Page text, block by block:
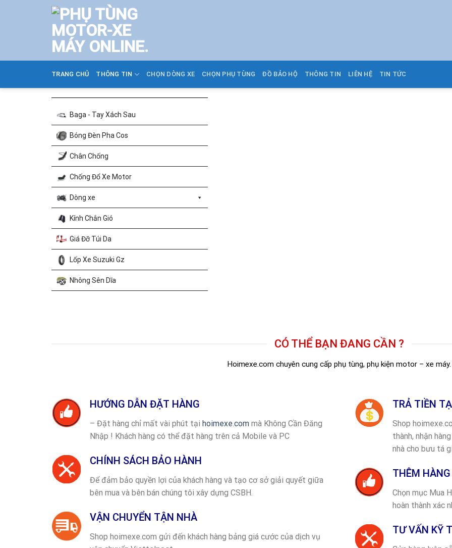
TRANG CHỦ THÔNG TIN CHỌN DÒNG XE CHỌN PHỤ TÙNG ĐỒ BẢO HỘ THÔNG TIN LIÊN HỆ TIN TỨC
Baga - Tay Xách Sau
Bóng Đèn Pha Cos
Chân Chống
Chống Đổ Xe Motor
Dòng xe
Kính Chắn Gió
Giá Đỡ Túi Da
Lốp Xe Suzuki Gz
Nhông Sên Dĩa
CÓ THỂ BẠN ĐANG CẦN ?
Hoimexe.com chuyên cung cấp phụ tùng, phụ kiện motor – xe máy.
HƯỚNG DẪN ĐẶT HÀNG
– Đặt hàng chỉ mất vài phút tại hoimexe.com mà Không Cần Đăng
Nhập ! Khách hàng có thể đặt hàng trên cả Mobile và PC
CHÍNH SÁCH BẢO HÀNH
Để đảm bảo quyền lợi của khách hàng và tạo cơ sở giải quyết giữa
bên mua và bên bán chúng tôi xây dựng CSBH.
VẬN CHUYỂN TẬN NHÀ
Shop hoimexe.com gửi đến khách hàng bảng giá cước của dịch vụ
TRẢ TIỀN
Shop
thành, nhận
nhà cho bưu tá
THÊM
Chọn mục Mua
hoàn thành xác
TƯ VẤN KỸ